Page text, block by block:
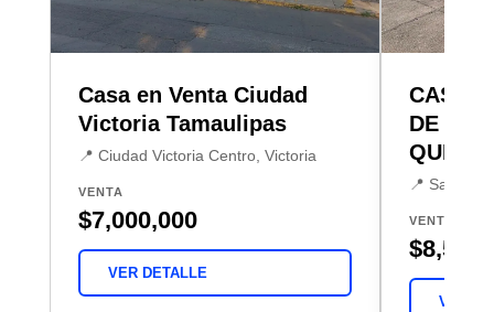
Casa en Venta Ciudad
Victoria Tamaulipas
📍 Ciudad Victoria Centro, Victoria
VENTA
$7,000,000
VER DETALLE
CASA
DE
📍 San Gil,
VENTA
VER